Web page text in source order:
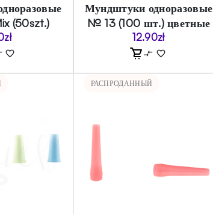
(50szt.)
zł
Мундштуки одноразовые
№ 13 (100 шт.) цветные
12.90zł
РАСПРОДАННЫЙ